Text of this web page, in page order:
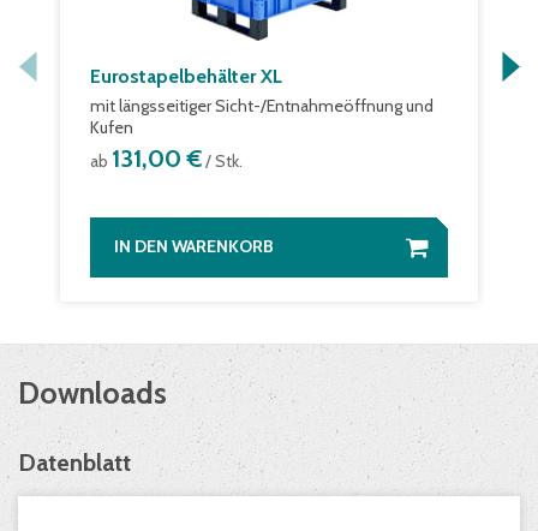
Eurostapelbehälter XL
mit längsseitiger Sicht-/Entnahmeöffnung und
Kufen
ab 131,00 €/ Stk.
IN DEN WARENKORB
Downloads
Datenblatt